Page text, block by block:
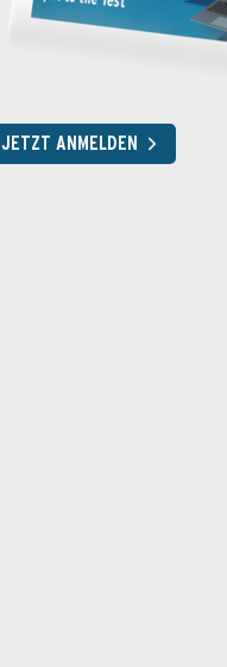
JETZT ANMELDEN